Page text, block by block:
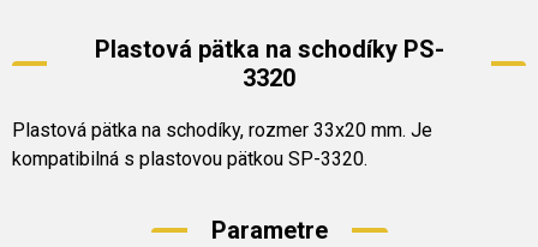
Plastová pätka na schodíky PS-
3320
Plastová pätka na schodíky, rozmer 33x20 mm. Je
kompatibilná s plastovou pätkou SP-3320.
Parametre